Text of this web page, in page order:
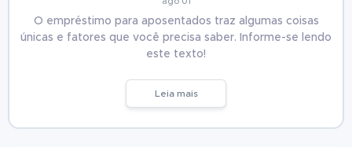
O empréstimo para aposentados traz algumas coisas
únicas e fatores que você precisa saber. Informe-se lendo
este texto!
Leia mais